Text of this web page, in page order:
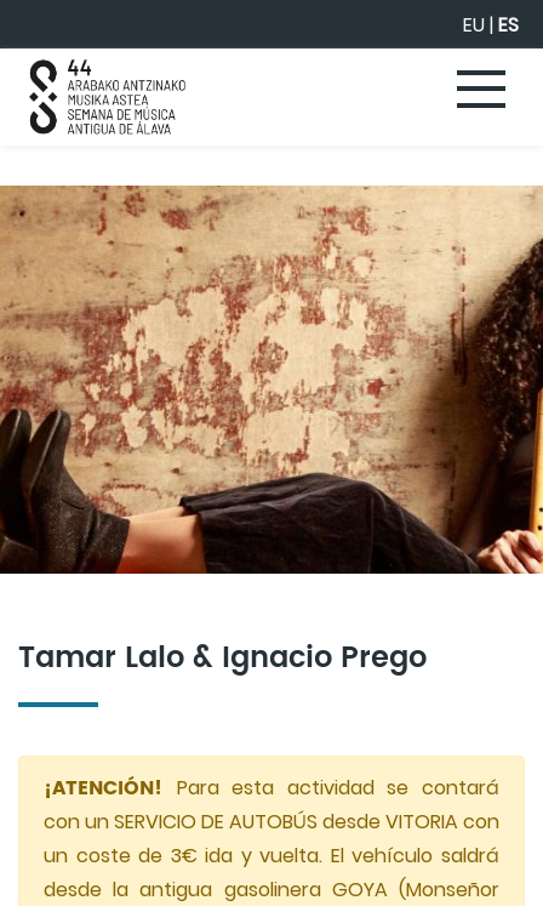
EU|ES
Tamar Lalo & Ignacio Prego
¡ATENCIÓN! Para esta actividad se contará
con un SERVICIO DE AUTOBÚS desde VITORIA con
un coste de 3€ ida y vuelta. El vehículo saldrá
desde la antigua gasolinera GOYA (Monseñor